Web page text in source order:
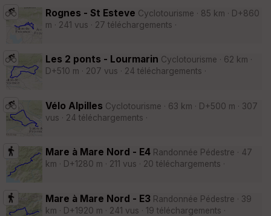
Rognes - St Esteve Cyclotourisme · 85 km · D+860
m · 241 vus · 27 téléchargements ·
Les 2 ponts - Lourmarin Cyclotourisme · 62 km ·
D+510 m · 207 vus · 24 téléchargements ·
Vélo Alpilles Cyclotourisme · 63 km · D+500 m · 307
vus · 24 téléchargements ·
Mare à Mare Nord - E4 Randonnée Pédestre · 47
km · D+1280 m · 211 vus · 20 téléchargements ·
Mare à Mare Nord - E3 Randonnée Pédestre · 39
km · D+1920 m · 241 vus · 19 téléchargements ·